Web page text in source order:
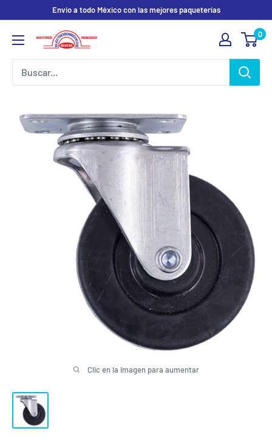
contenido
Envio a todo México con las mejores paqueterías
Electrodomesticos
0
Clic en la imagen para aumentar